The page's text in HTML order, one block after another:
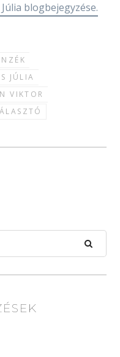
blogbejegyzése.
JÚLIA
VIKTOR